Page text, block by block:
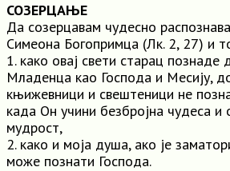
СОЗЕРЦАЊЕ
Да созерцавам чудесно
Симеона Богопримца (Лк. 2, 27) и
1. како овај свети старац познаде
Младенца као Господа и Месију,
књижевници и свештеници не
када Он учини безбројна чудеса и
мудрост,
2. како и моја душа, ако је
може познати Господа.